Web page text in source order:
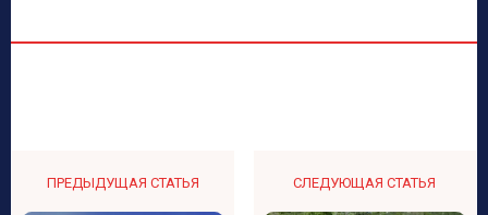
ПРЕДЫДУЩАЯ СТАТЬЯ СЛЕДУЮЩАЯ СТАТЬЯ